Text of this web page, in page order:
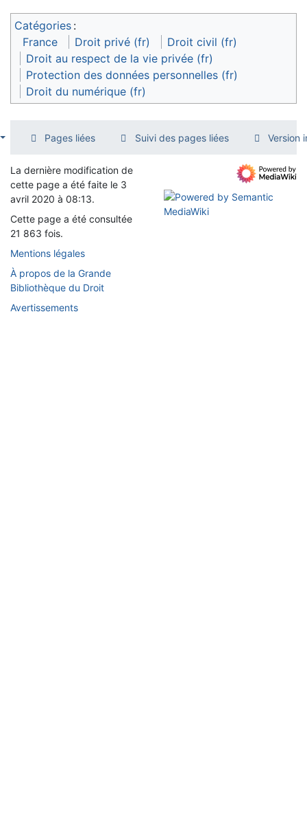
Catégories :
France
Droit privé (fr)
Droit civil (fr)
Droit au respect de la vie privée (fr)
Protection des données personnelles (fr)
Droit du numérique (fr)
Pages liées Suivi des pages liées Version
La dernière modification de
cette page a été faite le 3
avril 2020 à 08:13.
Cette page a été consultée
21 863 fois.
Mentions légales
À propos de la Grande
Bibliothèque du Droit
Avertissements